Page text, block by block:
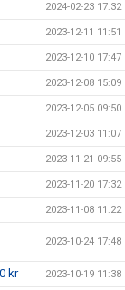
2024-02-23 17:32
2023-12-11 11:51
2023-12-10 17:47
2023-12-08 15:09
2023-12-05 09:50
2023-12-03 11:07
2023-11-21 09:55
2023-11-20 17:32
2023-11-08 11:22
2023-10-24 17:48
kr 2023-10-19 11:38